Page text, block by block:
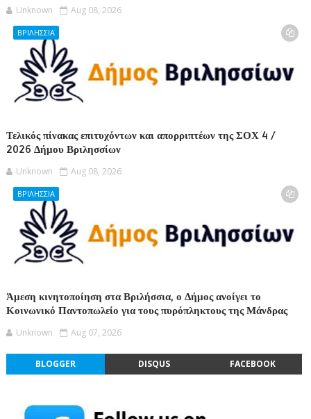
Unknown Aug 08, 2026
ΒΡΙΛΗΣΣΙΑ
Τελικός πίνακας επιτυχόντων και απορριπτέων της ΣΟΧ 4 /
2026 Δήμου Βριλησσίων
Unknown Aug 08, 2026
ΒΡΙΛΗΣΣΙΑ
Άμεση κινητοποίηση στα Βριλήσσια, ο Δήμος ανοίγει το
Κοινωνικό Παντοπωλείο για τους πυρόπληκτους της Μάνδρας
Unknown Aug 07, 2026
BLOGGER DISQUS FACEBOOK